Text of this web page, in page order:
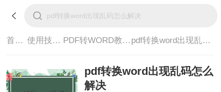
首页> 使用技巧> PDF转WORD教程> pdf转换word出现乱码怎么解决
pdf转换word出现乱码怎么
解决